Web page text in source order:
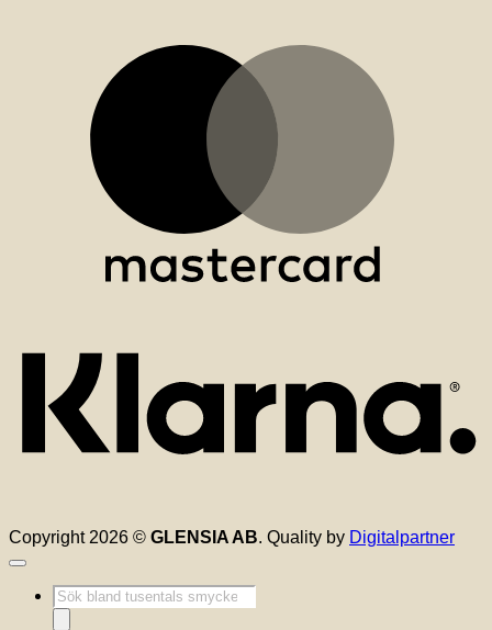
Copyright 2026 © GLENSIA AB. Quality by Digitalpartner
Produktsökning